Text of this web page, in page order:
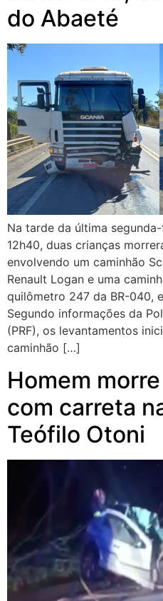
do Abaeté
Na tarde da última
12h40, duas crianças
envolvendo um caminhão
Renault Logan e uma
quilômetro 247 da BR-040,
Segundo informações da
(PRF), os levantamentos
caminhão […]
Homem
com carreta
Teófilo Otoni